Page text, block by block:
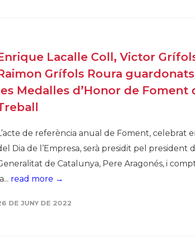
Lacalle Coll, Victor
Grífols Roura
Medalles d’Honor de Foment
de referència anual de Foment, celebrat
Dia de l’Empresa, serà presidit pel president
de Catalunya, Pere Aragonés, i
read more →
DE JUNY DE 2022